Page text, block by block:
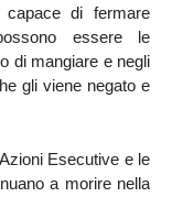
capace di fermare
essere le
di mangiare e negli
gli viene negato e
Esecutive e le
a morire nella